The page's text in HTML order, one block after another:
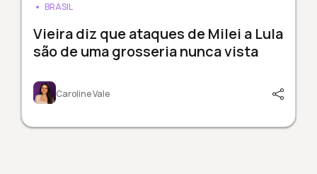
BRASIL
Vieira diz que ataques de Milei a Lula
são de uma grosseria nunca vista
Caroline Vale